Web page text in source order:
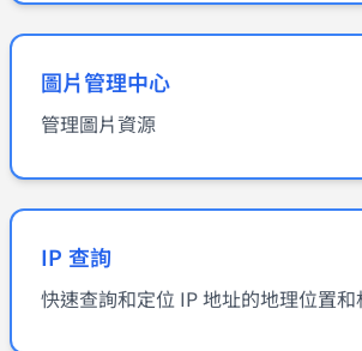
圖片管理中心
管理圖片資源
IP 查詢
快速查詢和定位 IP 地址的地理位置和